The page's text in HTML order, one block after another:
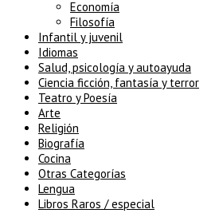
Economía
Filosofía
Infantil y juvenil
Idiomas
Salud, psicología y autoayuda
Ciencia ficción, fantasía y terror
Teatro y Poesía
Arte
Religión
Biografía
Cocina
Otras Categorías
Lengua
Libros Raros / especial